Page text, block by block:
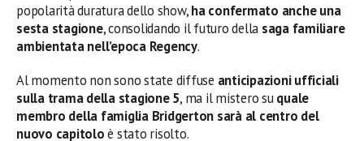
popolarità duratura dello show,ha confermato anche una
sesta stagione, consolidando il futuro della saga familiare
ambientata nell’epoca Regency.
Al momento non sono state diffuse anticipazioni ufficiali
sulla trama della stagione 5, ma il mistero suquale
membro della famiglia Bridgerton sarà al centro del
nuovo capitoloè stato risolto.